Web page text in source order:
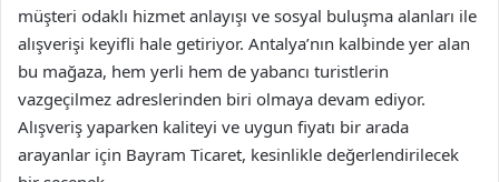
müşteri odaklı hizmet anlayışı ve sosyal buluşma alanları ile
alışverişi keyifli hale getiriyor. Antalya’nın kalbinde yer alan
bu mağaza, hem yerli hem de yabancı turistlerin
vazgeçilmez adreslerinden biri olmaya devam ediyor.
Alışveriş yaparken kaliteyi ve uygun fiyatı bir arada
arayanlar için Bayram Ticaret, kesinlikle değerlendirilecek